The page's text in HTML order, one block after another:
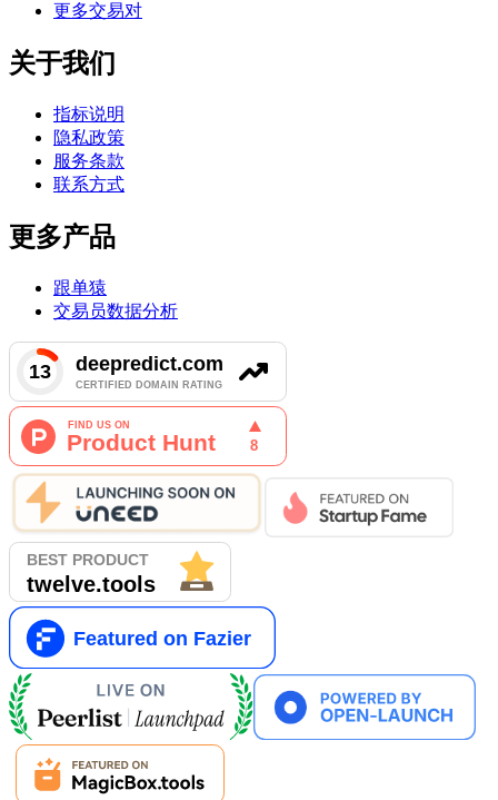
更多交易对
关于我们
指标说明
隐私政策
服务条款
联系方式
更多产品
跟单猿
交易员数据分析